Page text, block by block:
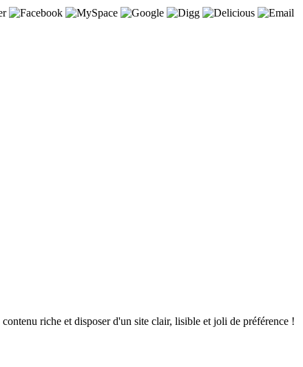
riche et disposer d'un site clair, lisible et joli de préférence !